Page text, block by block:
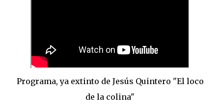
Programa, ya extinto de Jesús Quintero "El loco
de la colina"